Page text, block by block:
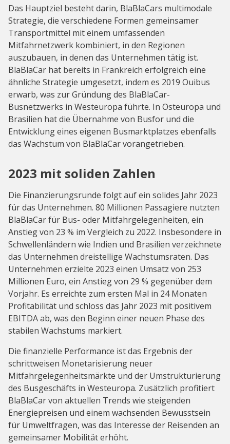
Das Hauptziel besteht darin, BlaBlaCars multimodale
Strategie, die verschiedene Formen gemeinsamer
Transportmittel mit einem umfassenden
Mitfahrnetzwerk kombiniert, in den Regionen
auszubauen, in denen das Unternehmen tätig ist.
BlaBlaCar hat bereits in Frankreich erfolgreich eine
ähnliche Strategie umgesetzt, indem es 2019 Ouibus
erwarb, was zur Gründung des BlaBlaCar-
Busnetzwerks in Westeuropa führte. In Osteuropa und
Brasilien hat die Übernahme von Busfor und die
Entwicklung eines eigenen Busmarktplatzes ebenfalls
das Wachstum von BlaBlaCar vorangetrieben.
2023 mit soliden Zahlen
Die Finanzierungsrunde folgt auf ein solides Jahr 2023
für das Unternehmen. 80 Millionen Passagiere nutzten
BlaBlaCar für Bus- oder Mitfahrgelegenheiten, ein
Anstieg von 23 % im Vergleich zu 2022. Insbesondere in
Schwellenländern wie Indien und Brasilien verzeichnete
das Unternehmen dreistellige Wachstumsraten. Das
Unternehmen erzielte 2023 einen Umsatz von 253
Millionen Euro, ein Anstieg von 29 % gegenüber dem
Vorjahr. Es erreichte zum ersten Mal in 24 Monaten
Profitabilität und schloss das Jahr 2023 mit positivem
EBITDA ab, was den Beginn einer neuen Phase des
stabilen Wachstums markiert.
Die finanzielle Performance ist das Ergebnis der
schrittweisen Monetarisierung neuer
Mitfahrgelegenheitsmärkte und der Umstrukturierung
des Busgeschäfts in Westeuropa. Zusätzlich profitiert
BlaBlaCar von aktuellen Trends wie steigenden
Energiepreisen und einem wachsenden Bewusstsein
für Umweltfragen, was das Interesse der Reisenden an
gemeinsamer Mobilität erhöht.